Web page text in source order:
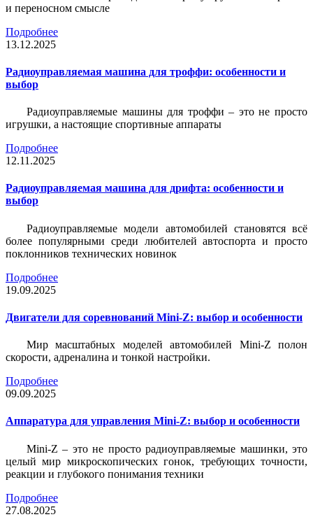
и переносном смысле
Подробнее
13.12.2025
Радиоуправляемая машина для троффи: особенности и
выбор
Радиоуправляемые машины для троффи – это не просто
игрушки, а настоящие спортивные аппараты
Подробнее
12.11.2025
Радиоуправляемая машина для дрифта: особенности и
выбор
Радиоуправляемые модели автомобилей становятся всё
более популярными среди любителей автоспорта и просто
поклонников технических новинок
Подробнее
19.09.2025
Двигатели для соревнований Mini-Z: выбор и особенности
Мир масштабных моделей автомобилей Mini-Z полон
скорости, адреналина и тонкой настройки.
Подробнее
09.09.2025
Аппаратура для управления Mini-Z: выбор и особенности
Mini-Z – это не просто радиоуправляемые машинки, это
целый мир микроскопических гонок, требующих точности,
реакции и глубокого понимания техники
Подробнее
27.08.2025